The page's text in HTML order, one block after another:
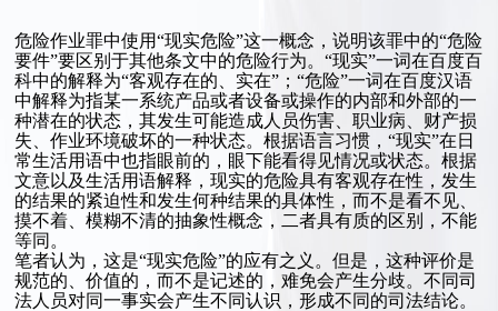
危险作业罪中使用“现实危险”这一概念，说明该罪中的“危险
要件”要区别于其他条文中的危险行为。“现实”一词在百度百
科中的解释为“客观存在的、实在”；“危险”一词在百度汉语
中解释为指某一系统产品或者设备或操作的内部和外部的一
种潜在的状态，其发生可能造成人员伤害、职业病、财产损
失、作业环境破坏的一种状态。根据语言习惯，“现实”在日
常生活用语中也指眼前的，眼下能看得见情况或状态。根据
文意以及生活用语解释，现实的危险具有客观存在性，发生
的结果的紧迫性和发生何种结果的具体性，而不是看不见、
摸不着、模糊不清的抽象性概念，二者具有质的区别，不能
等同。
笔者认为，这是“现实危险”的应有之义。但是，这种评价是
规范的、价值的，而不是记述的，难免会产生分歧。不同司
法人员对同一事实会产生不同认识，形成不同的司法结论。